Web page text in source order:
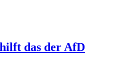
das der AfD